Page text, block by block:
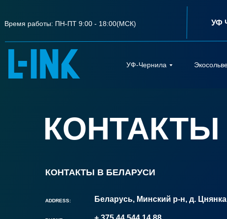
УФ-Чернила
УФ-Чернила
Время работы: ПН-ПТ 9:00 - 18:00(МСК) УФ
КОНТАКТЫ
КОНТАКТЫ В БЕЛАРУСИ
Беларусь, Минский р-н, д.
ADDRESS: